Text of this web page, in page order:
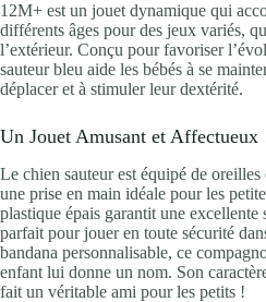
12M+ est un jouet dynamique qui
différents âges pour des jeux variés,
l’extérieur. Conçu pour favoriser
sauteur bleu aide les bébés à se
déplacer et à stimuler leur dextérité.
Un Jouet Amusant et Affectueux
Le chien sauteur est équipé de
une prise en main idéale pour les
plastique épais garantit une excellente
parfait pour jouer en toute sécurité
bandana personnalisable, ce
enfant lui donne un nom. Son
fait un véritable ami pour les petits !